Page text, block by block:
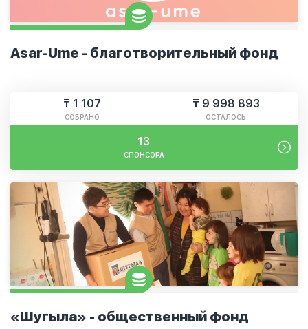
Asar-Ume - благотворительный фонд
₸ 1 107
СОБРАНО
₸ 9 998 893
ОСТАЛОСЬ
13
СПОНСОРА
«Шугыла» - общественный фонд